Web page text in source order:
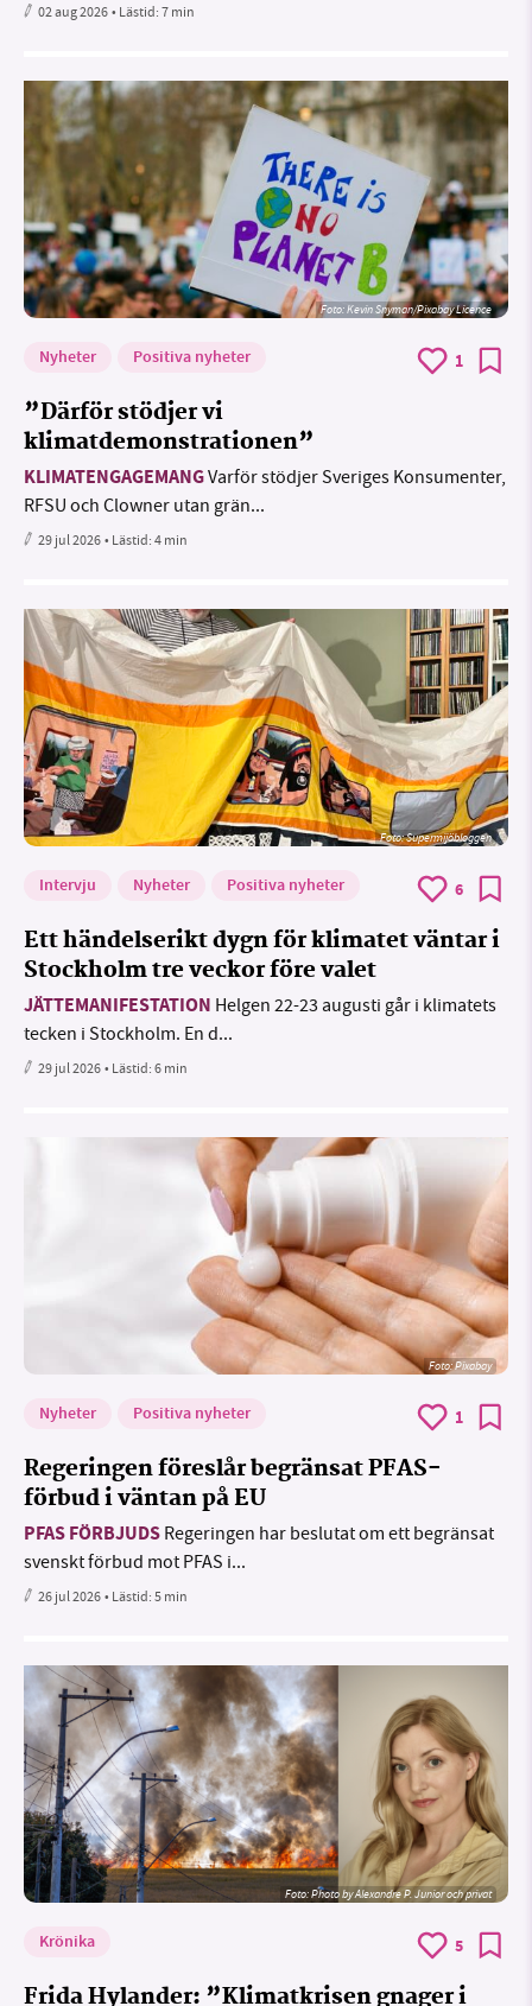
02 aug 2026• Lästid:7 min
Foto:Kevin Snyman/Pixabay Licence
Nyheter Positiva nyheter 1
”Därför stödjer vi
klimatdemonstrationen”
KLIMATENGAGEMANGVarför stödjer Sveriges Konsumenter,
RFSU och Clowner utan grän...
29 jul 2026• Lästid:4 min
Foto: Supermijöbloggen
Intervju Nyheter Positiva nyheter 6
Ett händelserikt dygn för klimatet väntar i
Stockholm tre veckor före valet
JÄTTEMANIFESTATION Helgen 22-23 augusti går i klimatets
tecken i Stockholm. En d...
29 jul 2026• Lästid:6 min
Foto:Pixabay
Nyheter Positiva nyheter 1
Regeringen föreslår begränsat PFAS-
förbud i väntan på EU
PFAS FÖRBJUDS Regeringen har beslutat om ett begränsat
svenskt förbud mot PFAS i...
26 jul 2026• Lästid:5 min
Foto:Photo by Alexandre P. Junior och privat
Krönika 5
Frida Hylander: ”Klimatkrisen gnager i